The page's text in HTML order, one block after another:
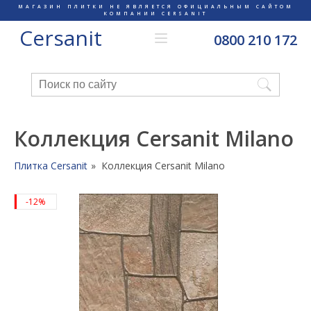
МАГАЗИН ПЛИТКИ НЕ ЯВЛЯЕТСЯ ОФИЦИАЛЬНЫМ САЙТОМ
КОМПАНИИ CERSANIT
Cersanit 0800 210 172
Коллекция Cersanit Milano
Плитка Cersanit Коллекция Cersanit Milano
-12%